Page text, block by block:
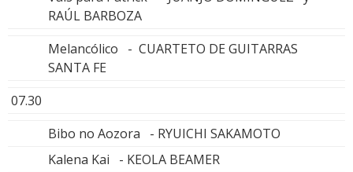
RAÚL BARBOZA
Melancólico - CUARTETO DE GUITARRAS
SANTA FE
07.30
Bibo no Aozora - RYUICHI SAKAMOTO
Kalena Kai - KEOLA BEAMER